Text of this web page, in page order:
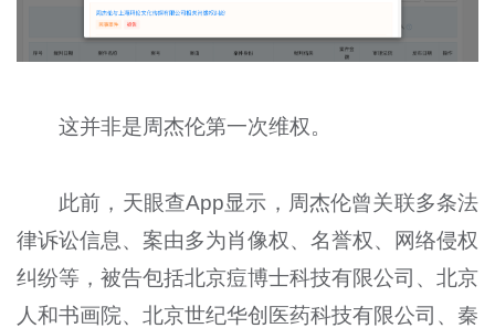
这并非是周杰伦第一次维权。
此前，天眼查App显示，周杰伦曾关联多条法
律诉讼信息、案由多为肖像权、名誉权、网络侵权
纠纷等，被告包括北京痘博士科技有限公司、北京
人和书画院、北京世纪华创医药科技有限公司、秦